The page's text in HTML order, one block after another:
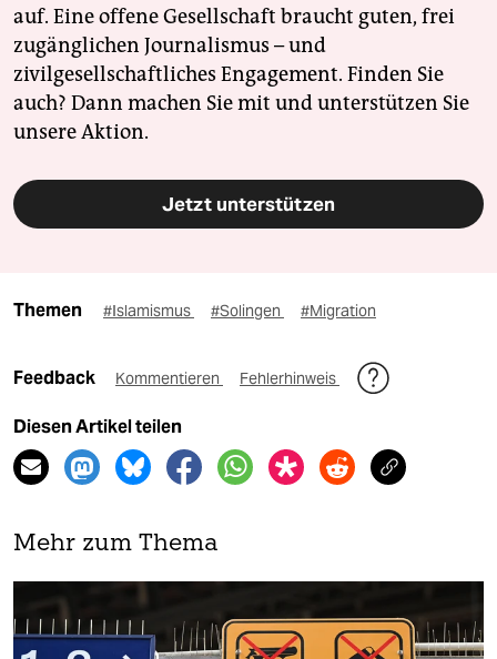
auf. Eine offene Gesellschaft braucht guten, frei
zugänglichen Journalismus – und
zivilgesellschaftliches Engagement. Finden Sie
auch? Dann machen Sie mit und unterstützen Sie
unsere Aktion.
Jetzt unterstützen
Themen #Islamismus #Solingen #Migration
Feedback Kommentieren Fehlerhinweis
Diesen Artikel teilen
Mehr zum Thema